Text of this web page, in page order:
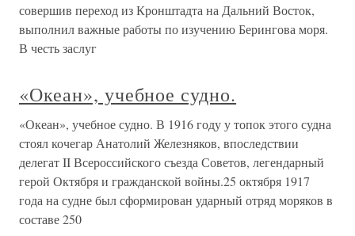
совершив переход из Кронштадта на Дальний Восток,
выполнил важные работы по изучению Берингова моря.
В честь заслуг
«Океан», учебное судно.
«Океан», учебное судно. В 1916 году у топок этого судна
стоял кочегар Анатолий Железняков, впоследствии
делегат II Всероссийского съезда Советов, легендарный
герой Октября и гражданской войны.25 октября 1917
года на судне был сформирован ударный отряд моряков в
составе 250